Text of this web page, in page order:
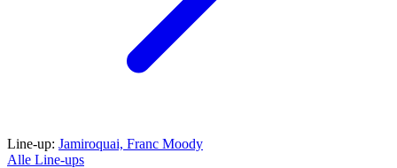
Line-up: Jamiroquai, Franc Moody
Alle Line-ups